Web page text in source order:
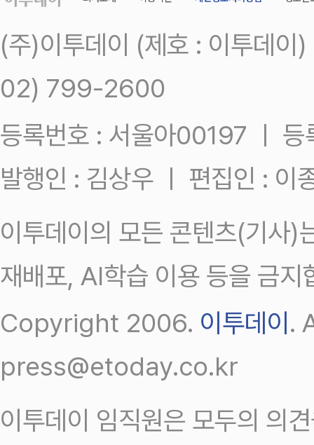
(주)이투데이 (제호 : 이투데
02) 799-2600
등록번호 : 서울아00197 ㅣ
발행인 : 김상우 ㅣ 편집인 : 이
이투데이의 모든 콘텐츠(기사)
재배포, AI학습 이용 등을 금지
Copyright 2006. 이투데이 .
press@etoday.co.kr
이투데이 임직원은 모두의 의